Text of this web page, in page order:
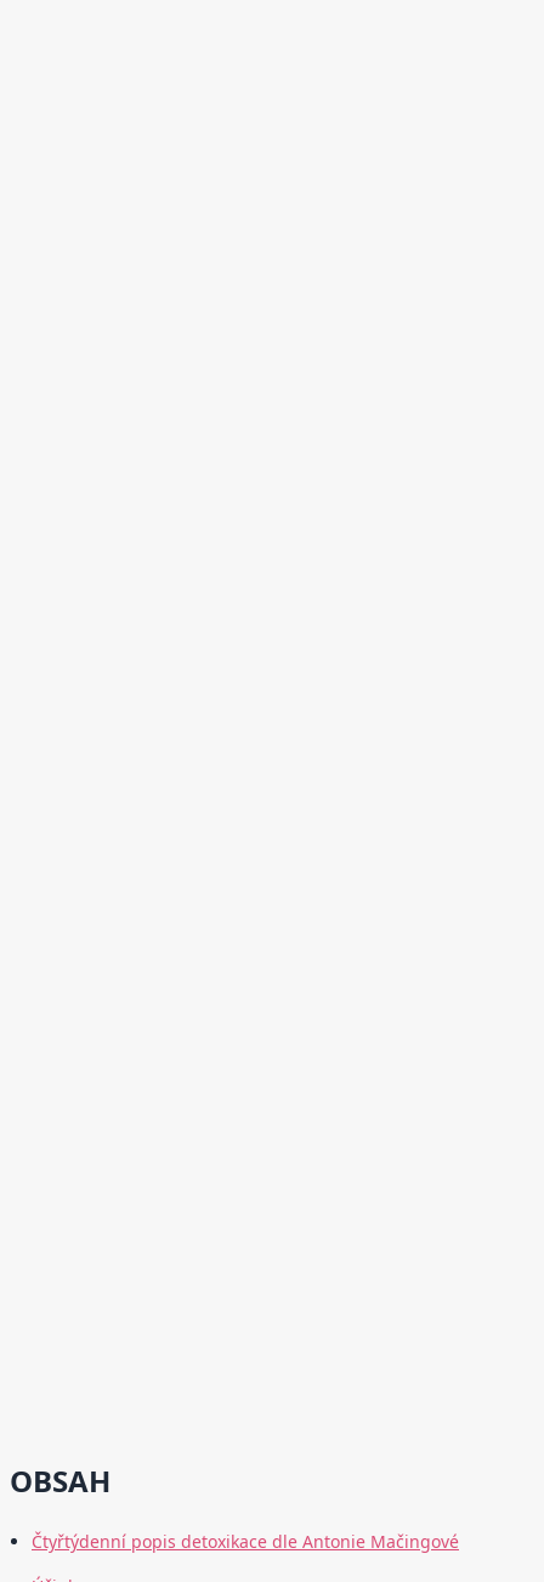
OBSAH
Čtyřtýdenní popis detoxikace dle Antonie Mačingové